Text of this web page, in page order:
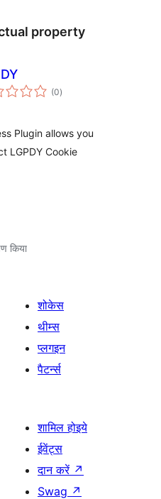
property
(0कुल
दर)
Plugin allows you
LGPDY Cookie
किया
शोकेस
थीम्स
प्लगइन
पैटर्न्स
शामिल होइये
ईवेंट्स
दान करें ↗
Swag ↗